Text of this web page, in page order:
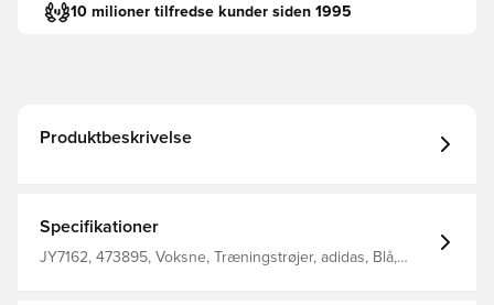
10 milioner tilfredse kunder siden 1995
Produktbeskrivelse
Specifikationer
JY7162, 473895, Voksne, Træningstrøjer, adidas, Blå,